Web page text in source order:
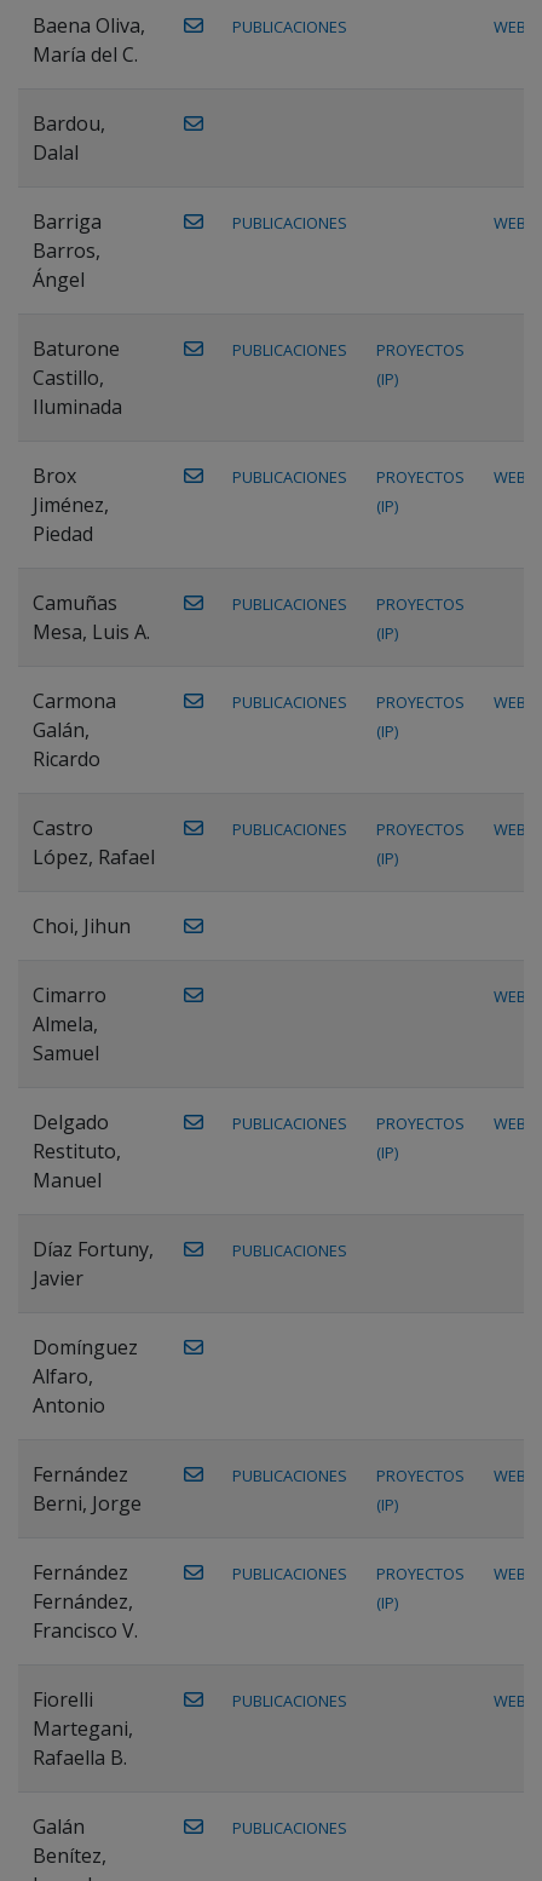
Baena Oliva,
María del C.
PUBLICACIONES WEB
Bardou,
Dalal
Barriga
Barros,
Ángel
PUBLICACIONES WEB
Baturone
Castillo,
Iluminada
PUBLICACIONES
PROYECTOS
(IP)
Brox
Jiménez,
Piedad
PUBLICACIONES
PROYECTOS
(IP)
WEB
Camuñas
Mesa, Luis A.
PUBLICACIONES
PROYECTOS
(IP)
Carmona
Galán,
Ricardo
PUBLICACIONES
PROYECTOS
(IP)
WEB
Castro
López, Rafael
PUBLICACIONES
PROYECTOS
(IP)
WEB
Choi, Jihun
Cimarro
Almela,
Samuel
WEB
Delgado
Restituto,
Manuel
PUBLICACIONES
PROYECTOS
(IP)
WEB
Díaz Fortuny,
Javier
PUBLICACIONES
Domínguez
Alfaro,
Antonio
Fernández
Berni, Jorge
PUBLICACIONES
PROYECTOS
(IP)
WEB
Fernández
Fernández,
Francisco V.
PUBLICACIONES
PROYECTOS
(IP)
WEB
Fiorelli
Martegani,
Rafaella B.
PUBLICACIONES WEB
Galán
Benítez,
PUBLICACIONES